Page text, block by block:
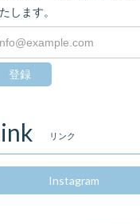
します。
登録
リンク
Instagram